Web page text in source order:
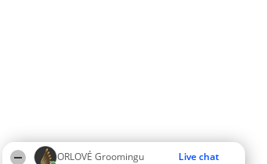
ORLOVÉ Groomingu Live chat